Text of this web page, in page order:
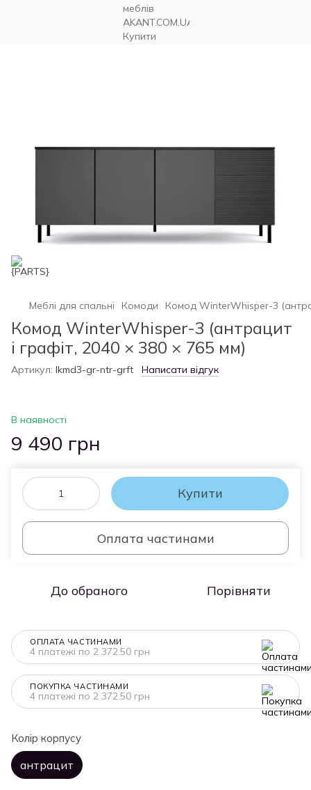
Меблі для спальні Комоди Комод WinterWhisper-3
Комод WinterWhisper-3 (антрацит
і графіт, 2040 × 380 × 765 мм)
Артикул: lkmd3-gr-ntr-grft Написати відгук
В наявності
9 490 грн
Купити
Оплата частинами
До обраного Порівняти
ОПЛАТА ЧАСТИНАМИ
4 платежі по 2 372.50 грн
ПОКУПКА ЧАСТИНАМИ
4 платежі по 2 372.50 грн
Колір корпусу
антрацит